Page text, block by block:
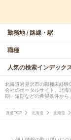
勤務地 / 路線・駅
職種
人気の検索インデック
北海道岩見沢市の職種未経
会社のポータルサイト。北
期・短期などの希望条件から
派遣TOP 北海道 北海道